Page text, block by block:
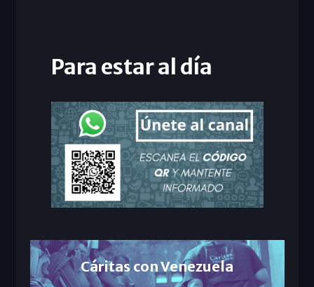
Para estar al día
Cáritas con Venezuela